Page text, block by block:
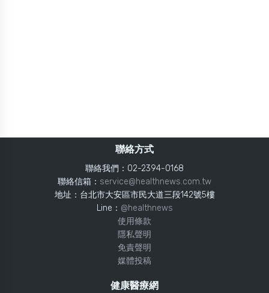
聯絡方式
聯絡我們：02-2394-0168
聯絡信箱： service@healthnews.com.tw
地址：台北市大安區市民大道三段142號5樓
Line： @healthnews
使用條款
隱私聲明
免責聲明
媒體投稿
健康醫療網